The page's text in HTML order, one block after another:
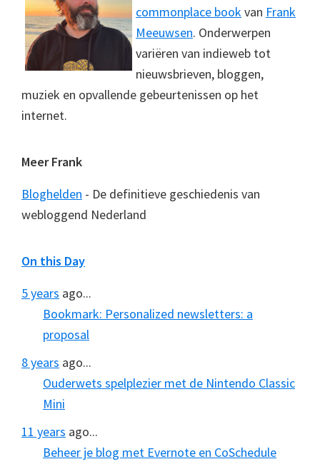
commonplace bookvan Frank
Meeuwsen. Onderwerpen
variëren van indieweb tot
nieuwsbrieven, bloggen,
muziek en opvallende gebeurtenissen op het
internet.
Meer Frank
Bloghelden - De definitieve geschiedenis van
webloggend Nederland
On this Day
5 years ago...
Bookmark: Personalized newsletters: a
proposal
8 years ago...
Ouderwets spelplezier met de Nintendo Classic
Mini
11 years ago...
Beheer je blog met Evernote en CoSchedule